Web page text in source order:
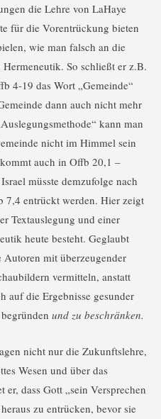
die Lehre von LaHaye
für die Vorentrückung bieten
wie man falsch an die
So schließt er z.B.
4-19 das Wort „Gemeinde“
dann auch nicht mehr
kann man
nicht im Himmel sein
auch in Offb 20,1 –
müsste demzufolge nach
7,4 entrückt werden. Hier zeigt
Textauslegung und einer
heute besteht. Geglaubt
Autoren mit überzeugender
vermitteln, anstatt
auf die Ergebnisse gesunder
und zu beschränken.
nicht nur die Zukunftslehre,
Wesen und über das
dass Gott „sein Versprechen
zu entrücken, bevor sie